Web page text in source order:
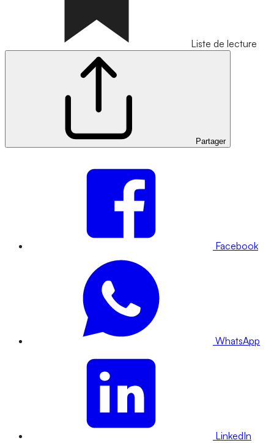
Liste de lecture
Partager
Facebook
WhatsApp
LinkedIn